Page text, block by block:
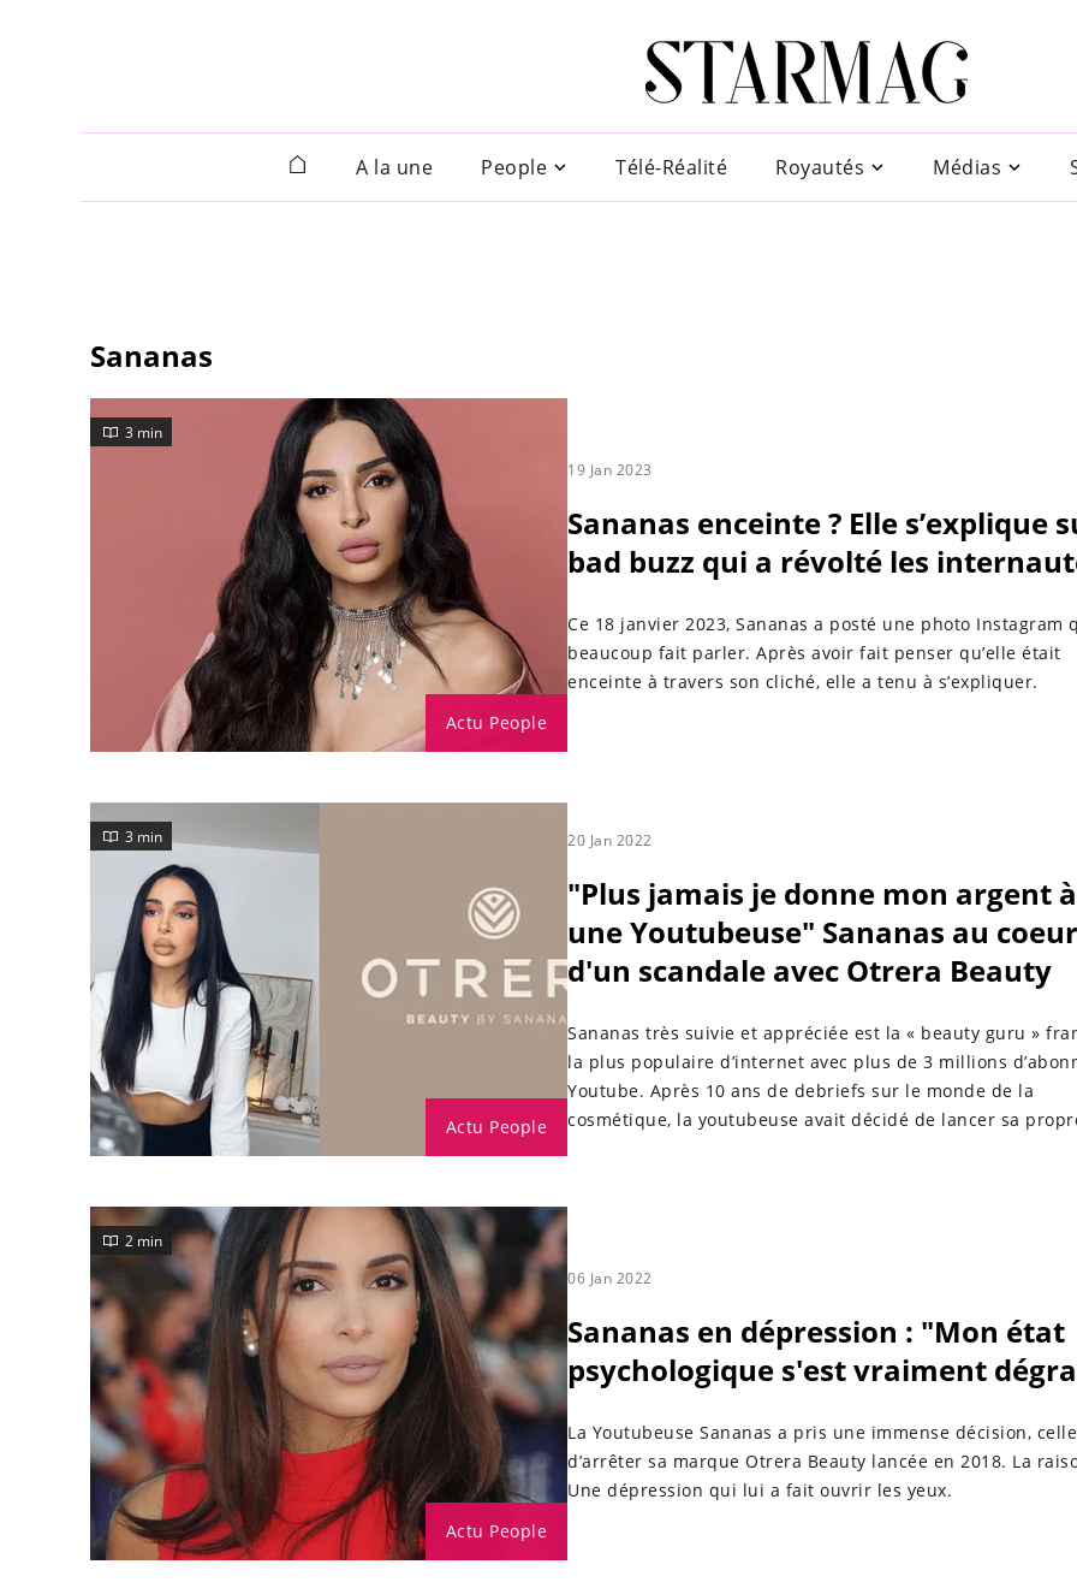
A la une People Télé-Réalité Royautés Médias
Sananas
Actu People
3 min
19 Jan 2023
Sananas enceinte ? Elle s’explique
bad buzz qui a révolté les
Ce 18 janvier 2023, Sananas a posté une photo Instagram
beaucoup fait parler. Après avoir fait penser qu’elle était
enceinte à travers son cliché, elle a tenu à s’expliquer.
Actu People
3 min 20 Jan 2022
"Plus jamais je donne mon argent à
une Youtubeuse" Sananas au coeur
d'un scandale avec Otrera Beauty
Sananas très suivie et appréciée est la « beauty guru »
la plus populaire d’internet avec plus de 3 millions
Youtube. Après 10 ans de debriefs sur le monde de la
cosmétique, la youtubeuse avait décidé de lancer sa
Actu People
2 min
06 Jan 2022
Sananas en dépression : "Mon état
psychologique s'est vraiment
La Youtubeuse Sananas a pris une immense décision, celle
d’arrêter sa marque Otrera Beauty lancée en 2018. La
Une dépression qui lui a fait ouvrir les yeux.